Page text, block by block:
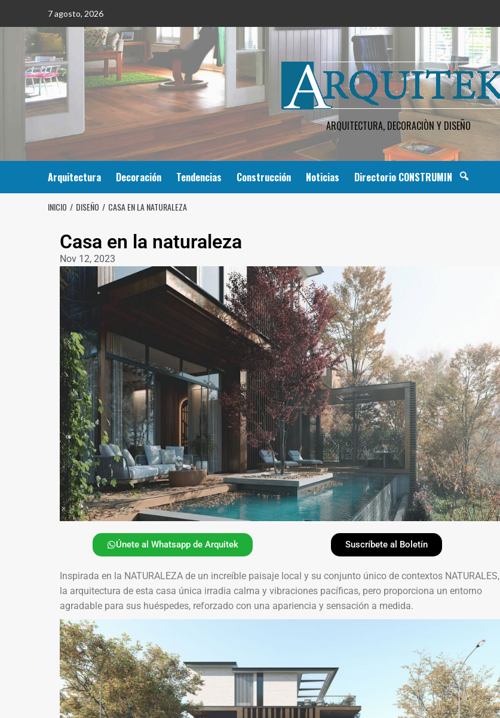
7 agosto, 2026
ARQUITECTURA, DECORACIÒN Y DISEÑO
Arquitectura Decoración Tendencias Construcción Noticias Directorio CONSTRUMIN
INICIO DISEÑO CASA EN LA NATURALEZA
Casa en la naturaleza
Nov 12, 2023
Únete al Whatsapp de Arquitek Suscríbete al Boletín
Inspirada en la NATURALEZA de un increíble paisaje local y su conjunto único de contextos NATURALES,
la arquitectura de esta casa única irradia calma y vibraciones pacíficas, pero proporciona un entorno
agradable para sus huéspedes, reforzado con una apariencia y sensación a medida.